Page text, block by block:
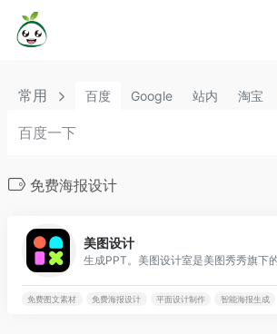
常用 百度 Google 站内 淘宝
免费海报设计
美图设计
免费图文素材 免费海报设计 平面设计制作 智能海报生成